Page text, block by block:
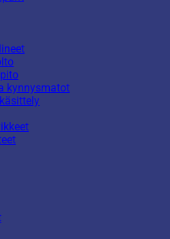
kynnysmatot